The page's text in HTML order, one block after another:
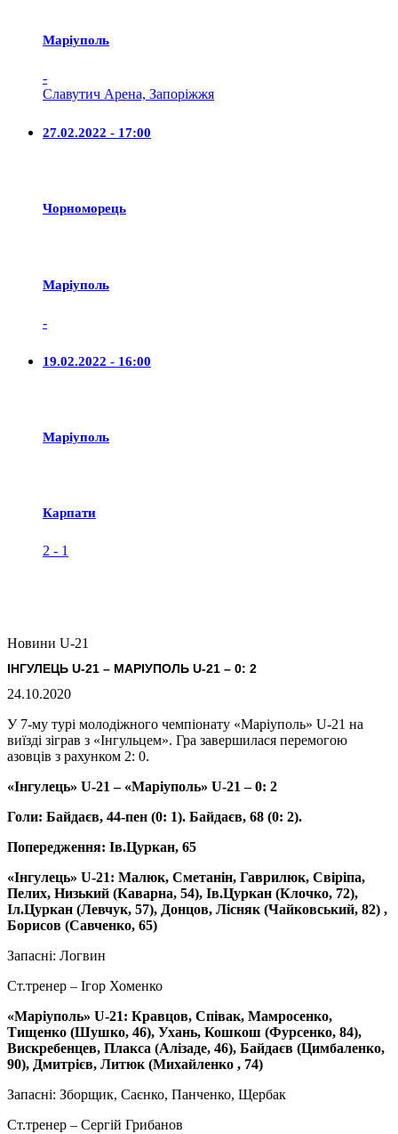
Маріуполь
-
Славутич Арена, Запоріжжя
27.02.2022 - 17:00
Чорноморець
Маріуполь
-
19.02.2022 - 16:00
Маріуполь
Карпати
2 - 1
Новини U-21
ІНГУЛЕЦЬ U-21 – МАРІУПОЛЬ U-21 – 0: 2
24.10.2020
У 7-му турі молодіжного чемпіонату «Маріуполь» U-21 на
виїзді зіграв з «Інгульцем». Гра завершилася перемогою
азовців з рахунком 2: 0.
«Інгулець» U-21 – «Маріуполь» U-21 – 0: 2
Голи: Байдаєв, 44-пен (0: 1). Байдаєв, 68 (0: 2).
Попередження: Ів.Цуркан, 65
«Інгулець» U-21: Малюк, Сметанін, Гаврилюк, Свіріпа,
Пелих, Низький (Каварна, 54), Ів.Цуркан (Клочко, 72),
Іл.Цуркан (Левчук, 57), Донцов, Лісняк (Чайковський, 82) ,
Борисов (Савченко, 65)
Запасні: Логвин
Ст.тренер – Ігор Хоменко
«Маріуполь» U-21: Кравцов, Співак, Мамросенко,
Тищенко (Шушко, 46), Ухань, Кошкош (Фурсенко, 84),
Вискребенцев, Плакса (Алізаде, 46), Байдаєв (Цимбаленко,
90), Дмитрієв, Литюк (Михайленко , 74)
Запасні: Зборщик, Саєнко, Панченко, Щербак
Ст.тренер – Сергій Грибанов